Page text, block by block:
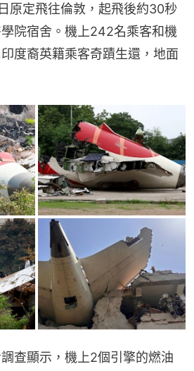
原定飛往倫敦，起飛後約30秒
院宿舍。機上242名乘客和機
度裔英籍乘客奇蹟生還，地面
查顯示，機上2個引擎的燃油